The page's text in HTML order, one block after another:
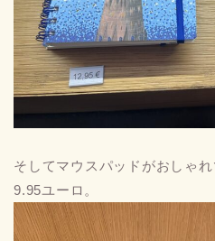
そしてマウスパッドがおしゃ
9.95ユーロ。